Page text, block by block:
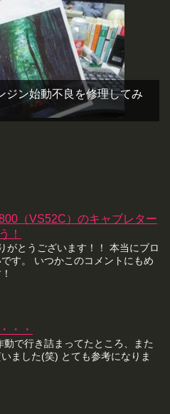
ジン始動不良を修理してみ
（VS52C）のキャブレター
！
がとうございます！！ 本当にブロ
す。 いつかこのコメントにもめ
・・
で行き詰まってたところ、また
ました(笑) とても参考になりま